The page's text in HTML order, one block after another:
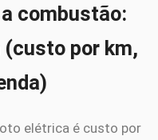
combustão:
por km,
elétrica é custo por